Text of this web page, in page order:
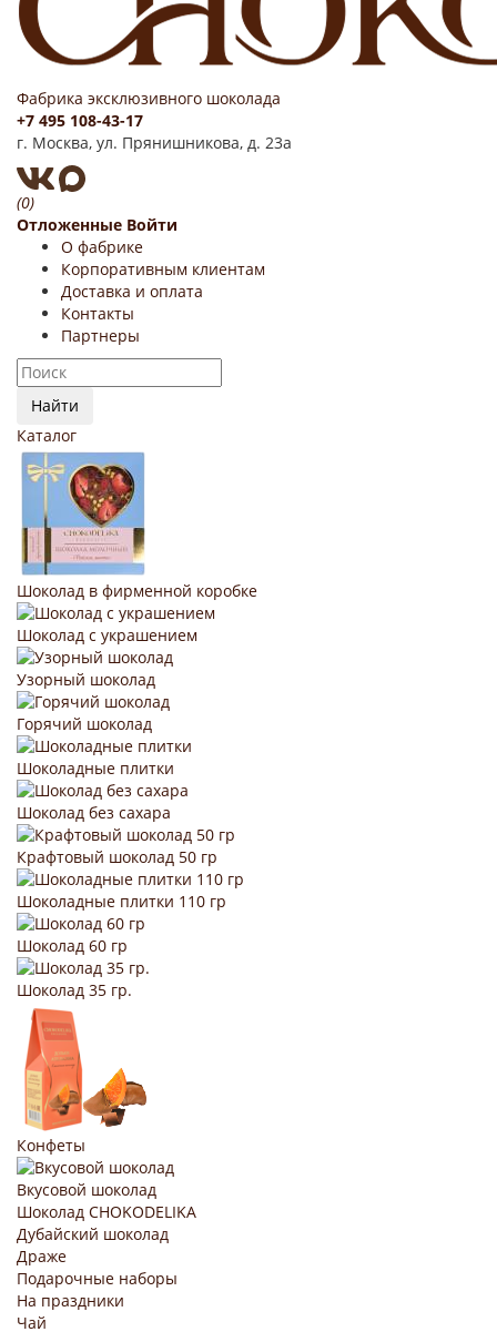
Фабрика эксклюзивного шоколада
+7 495 108-43-17
г. Москва, ул. Прянишникова, д. 23а
(0)
Отложенные Войти
О фабрике
Корпоративным клиентам
Доставка и оплата
Контакты
Партнеры
Найти
Каталог
Шоколад в фирменной коробке
Шоколад с украшением
Узорный шоколад
Горячий шоколад
Шоколадные плитки
Шоколад без сахара
Крафтовый шоколад 50 гр
Шоколадные плитки 110 гр
Шоколад 60 гр
Шоколад 35 гр.
Конфеты
Вкусовой шоколад
Шоколад CHOKODELIKA
Дубайский шоколад
Драже
Подарочные наборы
На праздники
Чай